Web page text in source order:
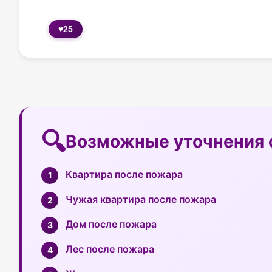
♥25
Возможные уточнения
Квартира после пожара
Чужая квартира после пожара
Дом после пожара
Лес после пожара